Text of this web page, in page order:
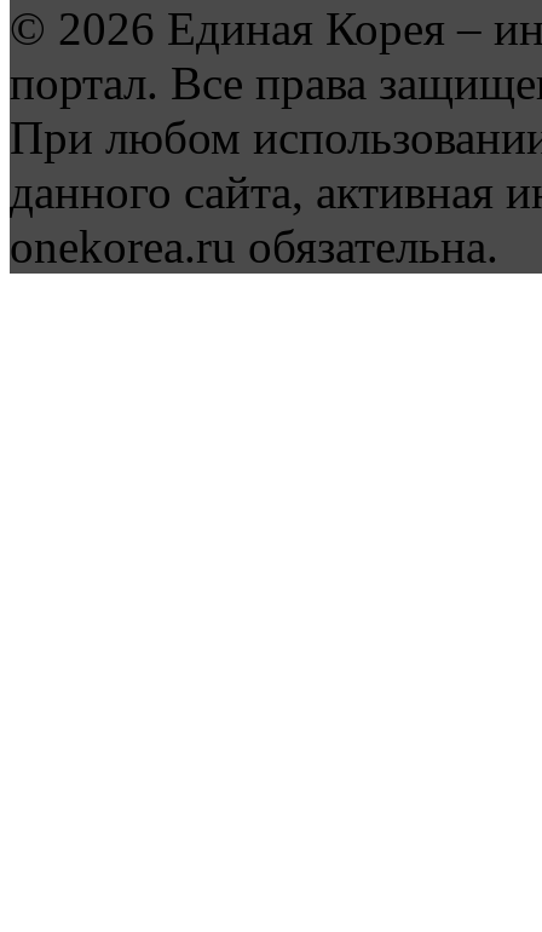
© 2026 Единая Корея –
портал. Все права
При любом
данного сайта, активная
onekorea.ru обязательна.